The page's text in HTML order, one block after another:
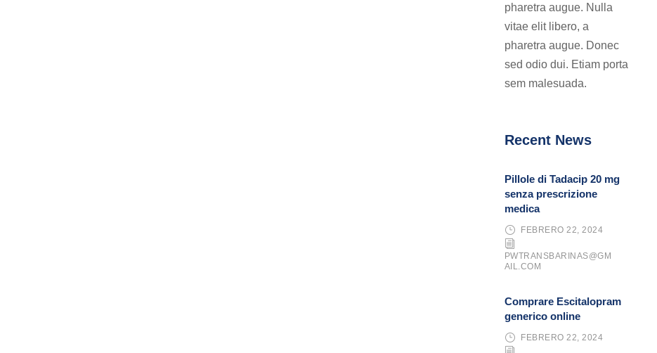
pharetra augue. Nulla
vitae elit libero, a
pharetra augue. Donec
sed odio dui. Etiam porta
sem malesuada.
Recent News
Pillole di Tadacip 20 mg
senza prescrizione
medica
FEBRERO 22, 2024
PWTRANSBARINAS@GM
AIL.COM
Comprare Escitalopram
generico online
FEBRERO 22, 2024